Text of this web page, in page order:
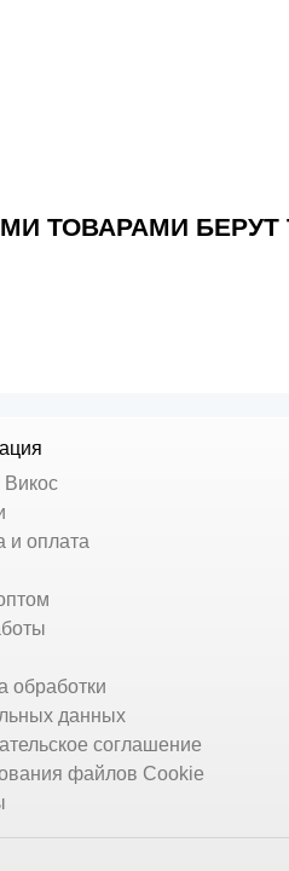
ТОВАРАМИ БЕРУТ
Викос
и оплата
обработки
данных
соглашение
файлов Cookie